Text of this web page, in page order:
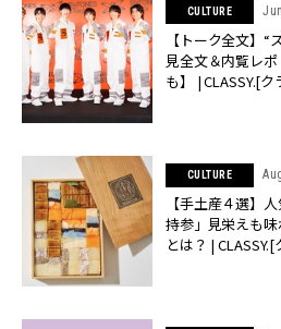
CULTURE
【トーク全文】“
見全文＆内覧レ
も】 | CLASSY.[
CULTURE
【手土産４選】
持参」見栄えも
とは？ |